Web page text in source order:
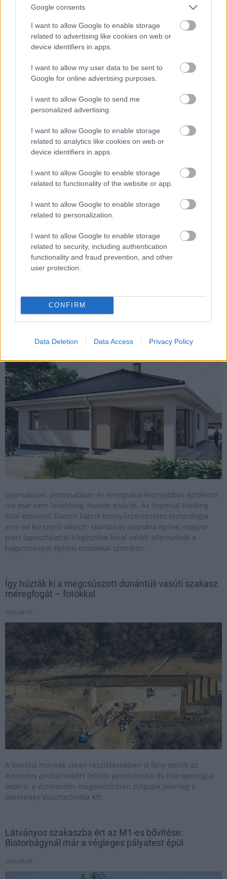
Google consents
I want to allow Google to enable storage
related to advertising like cookies on web or
device identifiers in apps.
I want to allow my user data to be sent to
Google for online advertising purposes.
I want to allow Google to send me
personalized advertising.
I want to allow Google to enable storage
related to analytics like cookies on web or
device identifiers in apps.
I want to allow Google to enable storage
related to functionality of the website or app.
I want to allow Google to enable storage
related to personalization.
I want to allow Google to enable storage
related to security, including authentication
functionality and fraud prevention, and other
user protection.
CONFIRM
Data Deletion Data Access Privacy Policy
főépítészi rendszer megerősítésének lehetőségeiről
Dés László nagyszabású visszatérő koncertje a MET
Arénában
2026.04.16
Különleges zenei eseménynek ad otthont június 17-én a
székesfehérvári MET Aréna: Dés László több hónapos alkotói
szünet után tér vissza a színpadra egy nagyszabású
arénakoncerttel, amely életművének legismertebb darabjait és
Skandináv technológia, hazai szakértelem – Az
Imperial Holding válasza a jövő otthonaira
Gyorsabban, pontosabban és energiahatékonyabban építkezni
ma már nem lehetőség, hanem elvárás. Az Imperial Holding
által képviselt Danish Fabrik könnyűszerkezetes technológia
erre ad korszerű választ: skandináv alapokra építve, magyar
piaci tapasztalattal kiegészítve kínál valódi alternatívát a
hagyományos építési módokkal szemben.
Így húzták ki a megcsúszott dunántúli vasúti szakasz
méregfogát – fotókkal
2026.04.10
A bontási munkák során részletesebben is fény derült az
évtizedes problémákért felelős geotechnikai és hidrogeológiai
okokra; a víztelenítés megvalósításán dolgozik jelenleg a
Swietelsky Vasúttechnika Kft.
Látványos szakaszba ért az M1-es bővítése:
Biatorbágynál már a végleges pályatest épül
2026.04.08